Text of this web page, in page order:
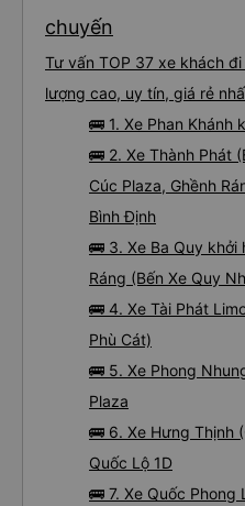
chuyến
Tư vấn TOP 37 xe khách
lượng cao, uy tín, giá rẻ
🚌 1. Xe Phan Khánh
🚌 2. Xe Thành Phát
Cúc Plaza, Ghềnh
Bình Định
🚌 3. Xe Ba Quy khởi
Ráng (Bến Xe Quy
🚌 4. Xe Tài Phát
Phù Cát)
🚌 5. Xe Phong
Plaza
🚌 6. Xe Hưng Thịnh
Quốc Lộ 1D
🚌 7. Xe Quốc Phong